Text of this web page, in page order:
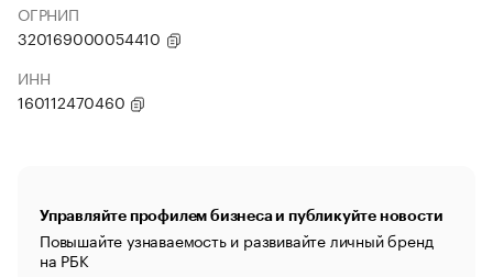
ОГРНИП
320169000054410
ИНН
160112470460
Управляйте профилем бизнеса и публикуйте новости
Повышайте узнаваемость и развивайте личный бренд
на РБК